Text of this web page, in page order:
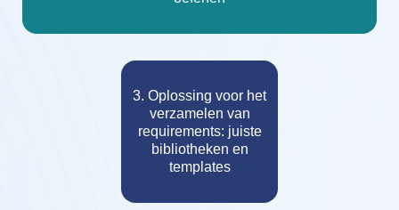
3. Oplossing voor het
verzamelen van
requirements: juiste
bibliotheken en
templates